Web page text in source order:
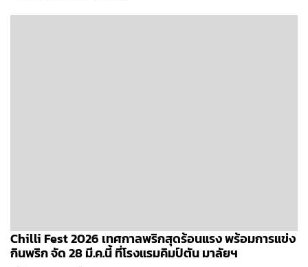
Chilli Fest 2026 เทศกาลพริกสุดร้อนแรง พร้อมการแข่ง
กินพริก จัด 28 มี.ค.นี้ ที่โรงแรมคิมป์ตัน มาลัยฯ